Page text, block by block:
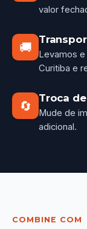
valor
🚚
Levamos e
Curitiba e
🔄
Troca
Mude de
adicional.
COMBINE COM